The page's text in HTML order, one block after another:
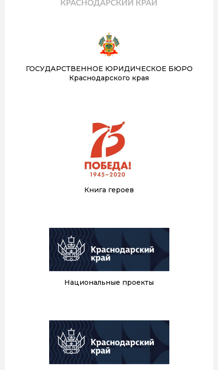
ГОСУДАРСТВЕННОЕ ЮРИДИЧЕСКОЕ БЮРО
Краснодарского края
Книга героев
Национальные проекты